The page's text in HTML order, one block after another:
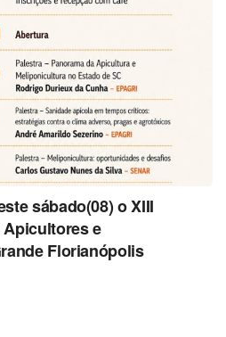
sábado(08) o XIII
e
Florianópolis